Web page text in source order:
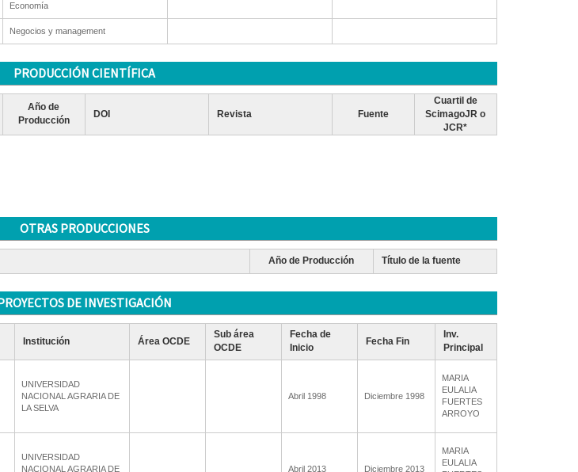
Economía
Negocios y management
PRODUCCIÓN CIENTÍFICA
Año de
Producción
DOI Revista Fuente
Cuartil de
ScimagoJR o
JCR*
OTRAS PRODUCCIONES
Año de Producción Título de la fuente
DE INVESTIGACIÓN
Institución Área OCDE
Sub área
OCDE
Fecha de
Inicio
Fecha Fin
Inv.
Principal
UNIVERSIDAD
NACIONAL AGRARIA DE
LA SELVA
Abril 1998 Diciembre 1998
MARIA
EULALIA
FUERTES
ARROYO
UNIVERSIDAD
NACIONAL AGRARIA DE
Abril 2013 Diciembre 2013
MARIA
EULALIA